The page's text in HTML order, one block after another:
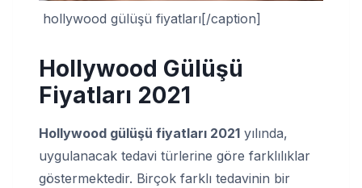
hollywood gülüşü fiyatları[/caption]
Hollywood Gülüşü
Fiyatları 2021
Hollywood gülüşü fiyatları 2021 yılında,
uygulanacak tedavi türlerine göre farklılıklar
göstermektedir. Birçok farklı tedavinin bir